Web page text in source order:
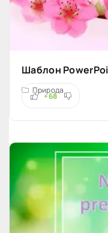
Шаблон
Природа
+68